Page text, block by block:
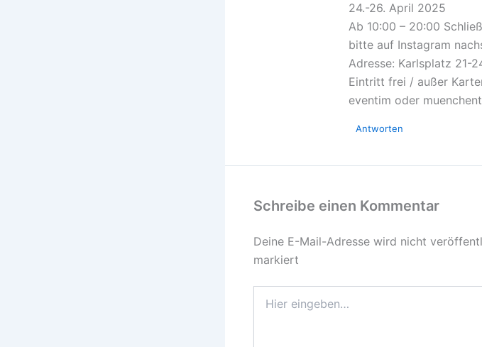
24.-26. April 2025
Ab 10:00 – 20:00
bitte auf Instagram
Adresse: Karlsplatz 21-
Eintritt frei / außer
eventim oder
Antworten
Schreibe einen Kommentar
Deine E-Mail-Adresse wird nicht
markiert
eingeben…